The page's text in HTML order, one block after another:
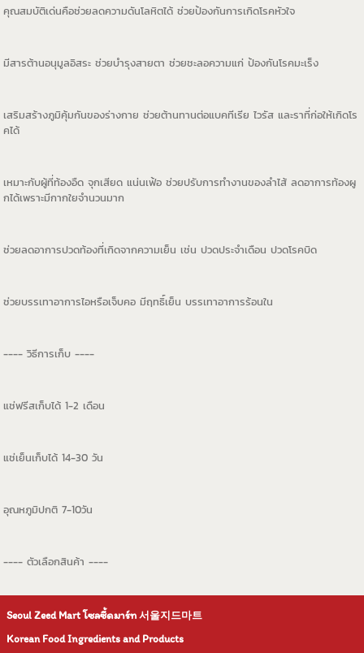
คุณสมบัติเด่นคือช่วยลดความดันโลหิตได้ ช่วยป้องกันการเกิดโรคหัวใจ
มีสารต้านอนุมูลอิสระ ช่วยบำรุงสายตา ช่วยชะลอความแก่ ป้องกันโรคมะเร็ง
เสริมสร้างภูมิคุ้มกันของร่างกาย ช่วยต้านทานต่อแบคทีเรีย ไวรัส และราที่ก่อให้เกิดโร
คได้
เหมาะกับผู้ที่ท้องอืด จุกเสียด แน่นเฟ้อ ช่วยปรับการทำงานของลำไส้ ลดอาการท้องผู
กได้เพราะมีกากใยจำนวนมาก
ช่วยลดอาการปวดท้องที่เกิดจากความเย็น เช่น ปวดประจำเดือน ปวดโรคบิด
ช่วยบรรเทาอาการไอหรือเจ็บคอ มีฤทธิ์เย็น บรรเทาอาการร้อนใน
---- วิธีการเก็บ ----
แช่ฟรีสเก็บได้ 1-2 เดือน
แช่เย็นเก็บได้ 14-30 วัน
อุณหภูมิปกติ 7-10วัน
---- ตัวเลือกสินค้า ----
Seoul Zeed Mart โซลซี้ดมาร์ท서울지드마트
Korean Food Ingredients and Products